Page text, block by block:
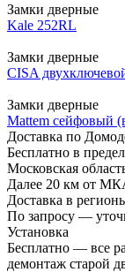
Замки дверные
Kale 252RL
Замки дверные
CISA
Замки дверные
Mattem сейфовый
Доставка по
Бесплатно в
Московская
Далее 20 км от
Доставка в
По запросу —
Установка
Бесплатно — все
демонтаж старой